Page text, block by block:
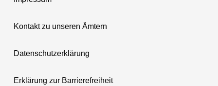
Kontakt zu unseren Ämtern
Datenschutzerklärung
Erklärung zur Barrierefreiheit